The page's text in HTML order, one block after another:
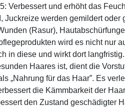
Verbessert und erhöht das
Juckreize werden gemildert oder
(Rasur),
wird es nicht nur
in diese und wirkt dort
Haares ist, dient die
„Nahrung für das Haar”. Es
die Kämmbarkeit der
den Zustand geschädigter